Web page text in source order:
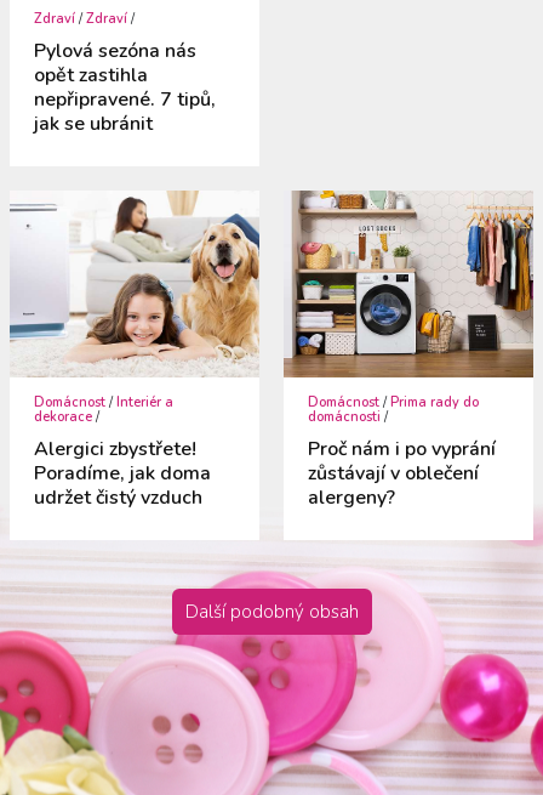
Zdraví /Zdraví /
Pylová sezóna nás
opět zastihla
nepřipravené. 7 tipů,
jak se ubránit
Domácnost / Interiér a
dekorace /
Alergici zbystřete!
Poradíme, jak doma
udržet čistý vzduch
Domácnost / Prima rady do
domácnosti /
Proč nám i po vyprání
zůstávají v oblečení
alergeny?
Další podobný obsah